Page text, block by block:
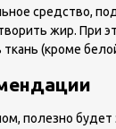
средство,
жир. При
(кроме
полезно